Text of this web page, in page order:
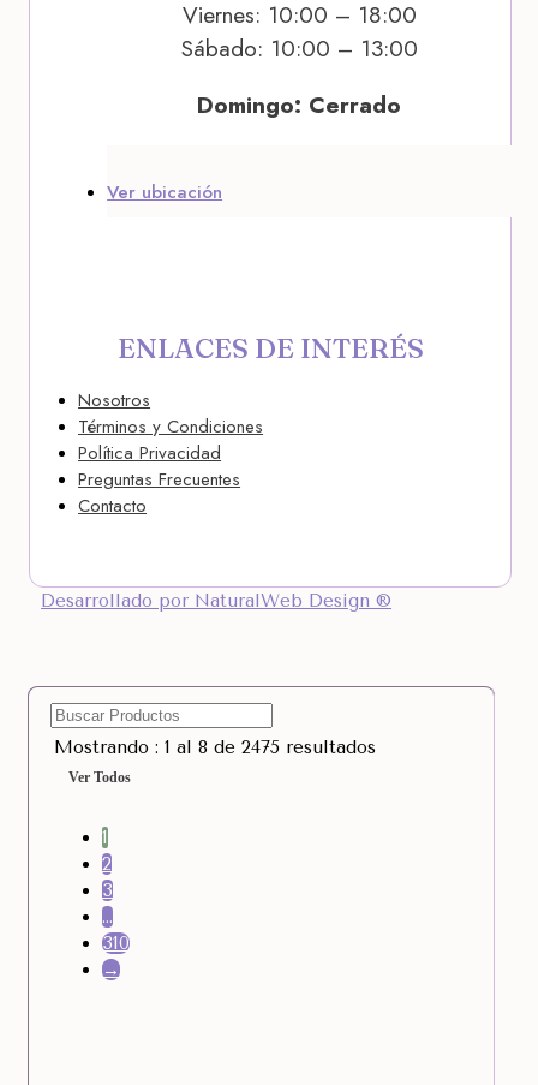
Viernes: 10:00 – 18:00
Sábado: 10:00 – 13:00
Domingo: Cerrado
Ver ubicación
ENLACES DE INTERÉS
Nosotros
Términos y Condiciones
Política Privacidad
Preguntas Frecuentes
Contacto
Desarrollado por NaturalWeb Design ®
Mostrando : 1 al 8 de 2475 resultados
Ver Todos
1
2
3
…
310
→